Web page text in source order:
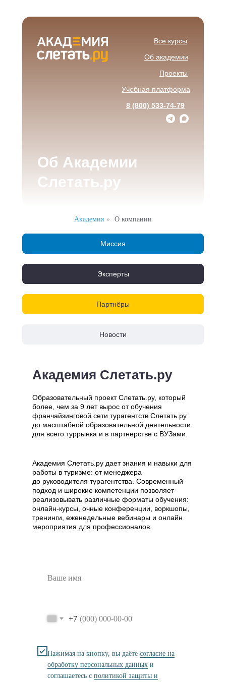
8 (800) 533-74-79
Учебная платформа
Проекты
Об академии
Все курсы
Об Академии
Слетать.ру
Академия » О компании
Миссия
Эксперты
Миссия
Эксперты
Новости
Новости
Партнёры
Партнёры
Академия Слетать.ру
Образовательный проект Слетать.ру, который
более, чем за 9 лет вырос от обучения
франчайзинговой сети турагентств Слетать.ру
до масштабной образовательной деятельности
для всего туррынка и в партнерстве с ВУЗами.
Академия Слетать.ру дает знания и навыки для
работы в туризме: от менеджера
до руководителя турагентства. Современный
подход и широкие компетенции позволяет
реализовывать различные форматы обучения:
онлайн-курсы, очные конференции, воркшопы,
тренинги, еженедельные вебинары и онлайн
мероприятия для профессионалов.
+7
Нажимая на кнопку, вы даёте согласие на
обработку персональных данных и
соглашаетесь с политикой защиты и